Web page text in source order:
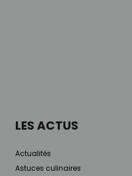
LES ACTUS
Actualités
Astuces culinaires